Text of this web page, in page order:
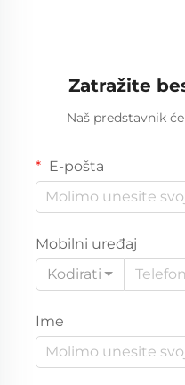
Zatražite
Naš predstavnik
E-pošta
Mobilni uređaj
Kodirati
Ime